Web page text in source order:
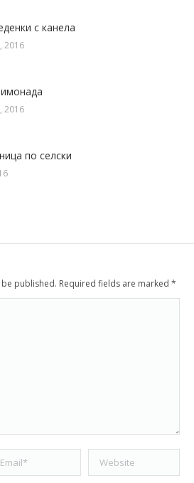
с канела
2016
2016
по селски
published. Required fields are marked *
* Website